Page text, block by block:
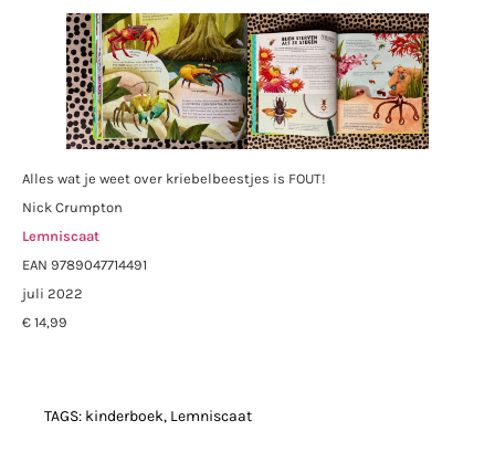
Alles wat je weet over kriebelbeestjes is FOUT!
Nick Crumpton
Lemniscaat
EAN 9789047714491
juli 2022
€ 14,99
TAGS: kinderboek, Lemniscaat